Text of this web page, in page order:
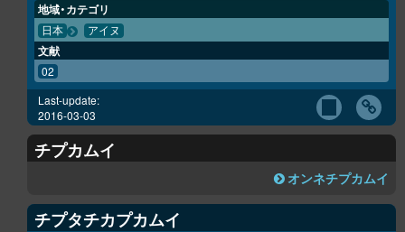
地域・カテゴリ
日本 アイヌ
文献
02
Last-update:
2016-03-03
チプカムイ
オンネチプカムイ
チプタチカプカムイ